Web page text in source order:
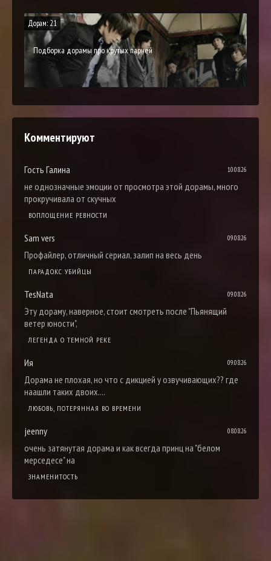
Дорам: 21
Подборка дорамы про крутых парней
Комментируют
Гость Галина 10.08.26
не однозначные эмоции от просмотра этой дорамы, много
прокручивала от скучных
ВОПЛОЩЕНИЕ РЕВНОСТИ
Sam vers 09.08.26
Профайлер, отличный сериал, залип на весь день
ПАРАДОКС УБИЙЦЫ
TesNata 09.08.26
Эту дораму, наверное, стоит смотреть после "Пьянящий
ветер юности",
ЛЕГЕНДА О ТЕМНОЙ РЕКЕ
Ия 09.08.26
Дорама не плохая, но что с дикцией у озвучивающих?? где
наашли таких двоих....
ЛЮБОВЬ, ПОТЕРЯННАЯ ВО ВРЕМЕНИ
jeenny 08.08.26
очень затянутая дорама и как всегда принц на "белом
мерседесе" на
ЗНАМЕНИТОСТЬ